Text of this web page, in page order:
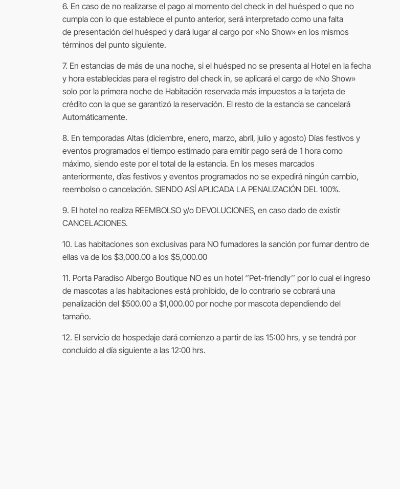
6. En caso de no realizarse el pago al momento del check in del huésped o que no
cumpla con lo que establece el punto anterior, será interpretado como una falta
de presentación del huésped y dará lugar al cargo por «No Show» en los mismos
términos del punto siguiente.
7. En estancias de más de una noche, si el huésped no se presenta al Hotel en la fecha
y hora establecidas para el registro del check in, se aplicará el cargo de «No Show»
solo por la primera noche de Habitación reservada más impuestos a la tarjeta de
crédito con la que se garantizó la reservación. El resto de la estancia se cancelará
Automáticamente.
8. En temporadas Altas (diciembre, enero, marzo, abril, julio y agosto) Días festivos y
eventos programados el tiempo estimado para emitir pago será de 1 hora como
máximo, siendo este por el total de la estancia. En los meses marcados
anteriormente, días festivos y eventos programados no se expedirá ningún cambio,
reembolso o cancelación. SIENDO ASÍ APLICADA LA PENALIZACIÓN DEL 100%.
9. El hotel no realiza REEMBOLSO y/o DEVOLUCIONES, en caso dado de existir
CANCELACIONES.
10. Las habitaciones son exclusivas para NO fumadores la sanción por fumar dentro de
ellas va de los $3,000.00 a los $5,000.00
11. Porta Paradiso Albergo Boutique NO es un hotel ‘’Pet-friendly’’ por lo cual el ingreso
de mascotas a las habitaciones está prohibido, de lo contrario se cobrará una
penalización del $500.00 a $1,000.00 por noche por mascota dependiendo del
tamaño.
12. El servicio de hospedaje dará comienzo a partir de las 15:00 hrs, y se tendrá por
concluido al día siguiente a las 12:00 hrs.